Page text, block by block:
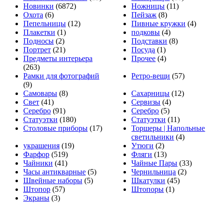
Новинки (6872) Ножницы (11)
Охота (6) Пейзаж (8)
Пепельницы (12) Пивные кружки (4)
Плакетки (1) подковы (4)
Подносы (2) Подставки (8)
Портрет (21) Посуда (1)
Предметы интерьера
(263)
Прочее (4)
Рамки для фотографий
(9)
Ретро-вещи (57)
Самовары (8) Сахарницы (12)
Свет (41) Сервизы (4)
Серебро (91) Серебро (5)
Статуэтки (180) Статуэтки (11)
Столовые приборы (17)
Торшеры | Напольные
светильники (4)
украшения (19) Утюги (2)
Фарфор (519) Фляги (13)
Чайники (41) Чайные Пары (33)
Часы антикварные (5) Чернильница (2)
Швейные наборы (5) Шкатулки (45)
Штопор (57) Штопоры (1)
Экраны (3)